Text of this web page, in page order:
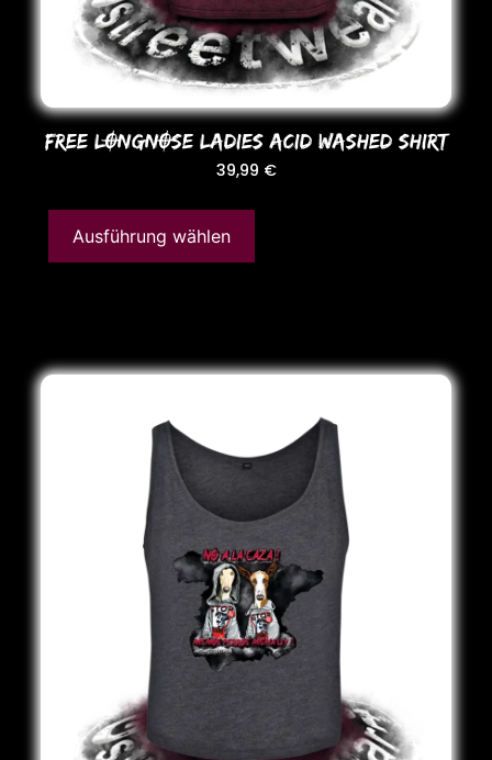
FREE LONGNOSE LADIES ACID WASHED SHIRT
39,99 €
Ausführung wählen